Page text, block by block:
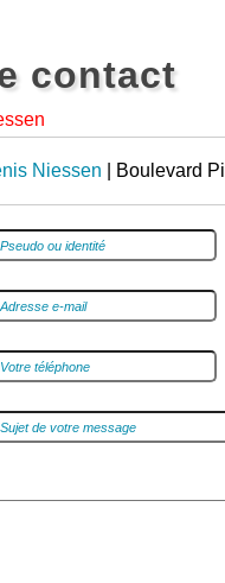
contact
Niessen | Boulevard